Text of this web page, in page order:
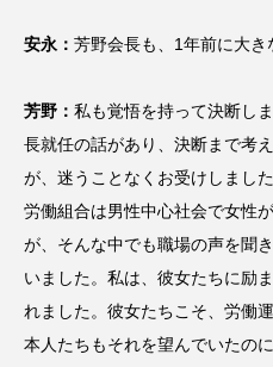
安永： 芳野会長も、1年前に大き
芳野： 私も覚悟を持って決断し
長就任の話があり、決断まで考
が、迷うことなくお受けしました
労働組合は男性中心社会で女性
が、そんな中でも職場の声を聞
いました。私は、彼女たちに励
れました。彼女たちこそ、労働
本人たちもそれを望んでいたの